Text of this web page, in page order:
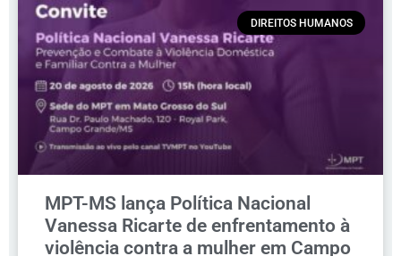
DIREITOS HUMANOS
MPT-MS lança Política Nacional
Vanessa Ricarte de enfrentamento à
violência contra a mulher em Campo